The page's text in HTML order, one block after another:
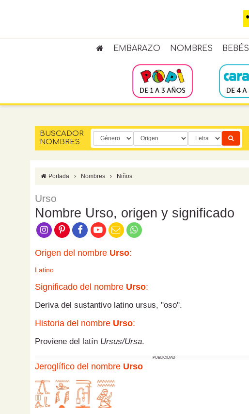
EMBARAZO NOMBRES BEBÉS
BUSCADOR
NOMBRES
Portada › Nombres › Niños
Urso
Nombre Urso, origen y significado
Origen del nombre Urso:
Latino
Significado del nombre Urso:
Deriva del sustantivo latino ursus, "oso".
Historia del nombre Urso:
Proviene del latín Ursus/Ursa.
PUBLICIDAD
Jeroglífico del nombre Urso